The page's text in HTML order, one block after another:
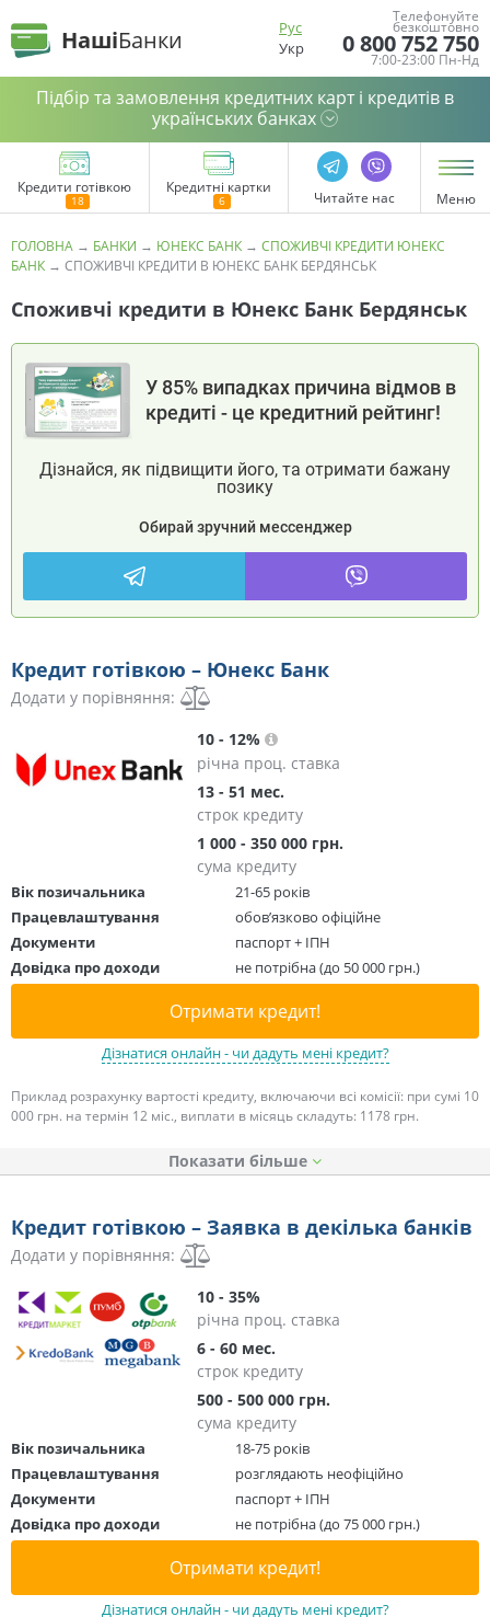
НашіБанки
Рус
Укр
Телефонуйте
безкоштовно
0 800 752 750
7:00-23:00 Пн-Нд
Підбір та замовлення кредитних карт і кредитів в
українських банках
Кредити готівкою Кредитні картки
Читайте нас Меню
ГОЛОВНА → БАНКИ → ЮНЕКС БАНК → СПОЖИВЧІ КРЕДИТИ ЮНЕКС
БАНК → СПОЖИВЧІ КРЕДИТИ В ЮНЕКС БАНК БЕРДЯНСЬК
Споживчі кредити в Юнекс Банк Бердянськ
У 85% випадках причина відмов в
кредиті - це кредитний рейтинг!
Дізнайся, як підвищити його, та отримати бажану
позику
Обирай зручний мессенджер
Кредит готівкою – Юнекс Банк
Додати у порівняння:
10 - 12%
річна проц. ставка
13 - 51 мес.
строк кредиту
1 000 - 350 000 грн.
сума кредиту
Вік позичальника
21-65 років
Працевлаштування
обов’язково офіційне
Документи
паспорт + ІПН
Довідка про доходи
не потрібна (до 50 000 грн.)
Отримати кредит!
Дізнатися онлайн - чи дадуть мені кредит?
Приклад розрахунку вартості кредиту, включаючи всі комісії: при сумі 10
000 грн. на термін 12 міс., виплати в місяць складуть: 1178 грн.
Показати
Кредит готівкою – Заявка в декілька банків
Додати у порівняння:
10 - 35%
річна проц. ставка
6 - 60 мес.
строк кредиту
500 - 500 000 грн.
сума кредиту
Вік позичальника
18-75 років
Працевлаштування
розглядають неофіційно
Документи
паспорт + ІПН
Довідка про доходи
не потрібна (до 75 000 грн.)
Отримати кредит!
Дізнатися онлайн - чи дадуть мені кредит?